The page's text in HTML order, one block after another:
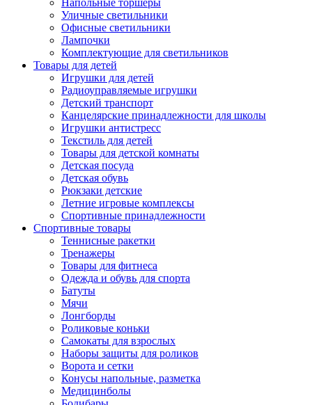
Напольные торшеры
Уличные светильники
Офисные светильники
Лампочки
Комплектующие для светильников
Товары для детей
Игрушки для детей
Радиоуправляемые игрушки
Детский транспорт
Канцелярские принадлежности для школы
Игрушки антистресс
Текстиль для детей
Товары для детской комнаты
Детская посуда
Детская обувь
Рюкзаки детские
Летние игровые комплексы
Спортивные принадлежности
Спортивные товары
Теннисные ракетки
Тренажеры
Товары для фитнеса
Одежда и обувь для спорта
Батуты
Мячи
Лонгборды
Роликовые коньки
Самокаты для взрослых
Наборы защиты для роликов
Ворота и сетки
Конусы напольные, разметка
Медицинболы